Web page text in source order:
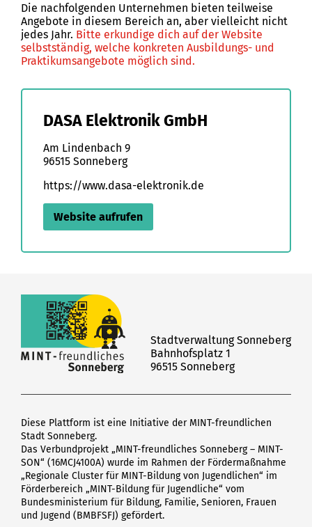
Die nachfolgenden Unternehmen bieten teilweise
Angebote in diesem Bereich an, aber vielleicht nicht
jedes Jahr. Bitte erkundige dich auf der Website
selbstständig, welche konkreten Ausbildungs- und
Praktikumsangebote möglich sind.
DASA Elektronik GmbH
Am Lindenbach 9
96515 Sonneberg
https://www.dasa-elektronik.de
Website aufrufen
Stadtverwaltung Sonneberg
Bahnhofsplatz 1
96515 Sonneberg
Diese Plattform ist eine Initiative der MINT-freundlichen
Stadt Sonneberg.
Das Verbundprojekt „MINT-freundliches Sonneberg – MINT-
SON“ (16MCJ4100A) wurde im Rahmen der Fördermaßnahme
„Regionale Cluster für MINT-Bildung von Jugendlichen“ im
Förderbereich „MINT-Bildung für Jugendliche“ vom
Bundesministerium für Bildung, Familie, Senioren, Frauen
und Jugend (BMBFSFJ) gefördert.